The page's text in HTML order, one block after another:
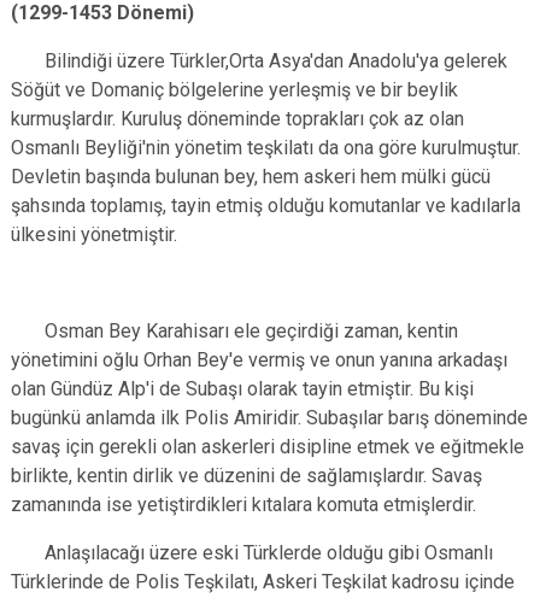
(1299-1453 Dönemi)
Bilindiği üzere Türkler,Orta Asya'dan Anadolu'ya gelerek
Söğüt ve Domaniç bölgelerine yerleşmiş ve bir beylik
kurmuşlardır. Kuruluş döneminde toprakları çok az olan
Osmanlı Beyliği'nin yönetim teşkilatı da ona göre kurulmuştur.
Devletin başında bulunan bey, hem askeri hem mülki gücü
şahsında toplamış, tayin etmiş olduğu komutanlar ve kadılarla
ülkesini yönetmiştir.
Osman Bey Karahisarı ele geçirdiği zaman, kentin
yönetimini oğlu Orhan Bey'e vermiş ve onun yanına arkadaşı
olan Gündüz Alp'i de Subaşı olarak tayin etmiştir. Bu kişi
bugünkü anlamda ilk Polis Amiridir. Subaşılar barış döneminde
savaş için gerekli olan askerleri disipline etmek ve eğitmekle
birlikte, kentin dirlik ve düzenini de sağlamışlardır. Savaş
zamanında ise yetiştirdikleri kıtalara komuta etmişlerdir.
Anlaşılacağı üzere eski Türklerde olduğu gibi Osmanlı
Türklerinde de Polis Teşkilatı, Askeri Teşkilat kadrosu içinde